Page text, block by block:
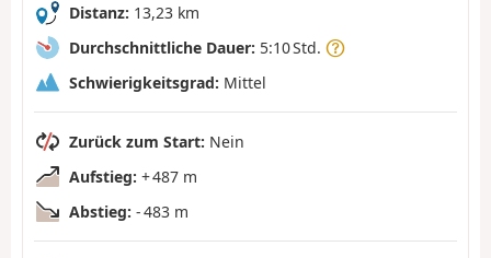
Distanz: 13,23 km
Durchschnittliche Dauer: 5:10 Std.
Schwierigkeitsgrad: Mittel
Zurück zum Start: Nein
Aufstieg: + 487 m
Abstieg: - 483 m